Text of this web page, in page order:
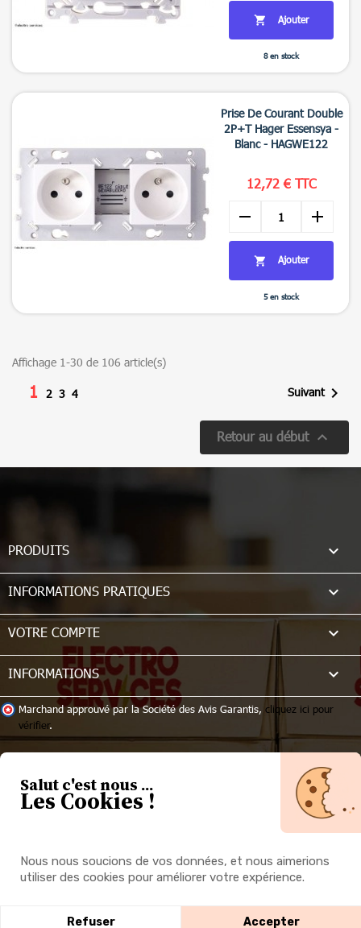

 Ajouter
8 en stock
Prise De Courant Double
2P+T Hager Essensya -
Blanc - HAGWE122
12,72 € TTC
remove add
 Ajouter
5 en stock
Affichage 1-30 de 106 article(s)
1 2 3 4 Suivant
Retour au début 
PRODUITS 
INFORMATIONS PRATIQUES 
VOTRE COMPTE 
INFORMATIONS keyboard_arrow_down
Salut c'est nous ...
Les Cookies !
Nous nous soucions de vos données, et nous aimerions
utiliser des cookies pour améliorer votre expérience.
Refuser Accepter
Marchand approuvé par la Société des Avis Garantis, cliquez ici pour
vérifier.
© 2026 - Electro Services | Une réalisation Mobytic